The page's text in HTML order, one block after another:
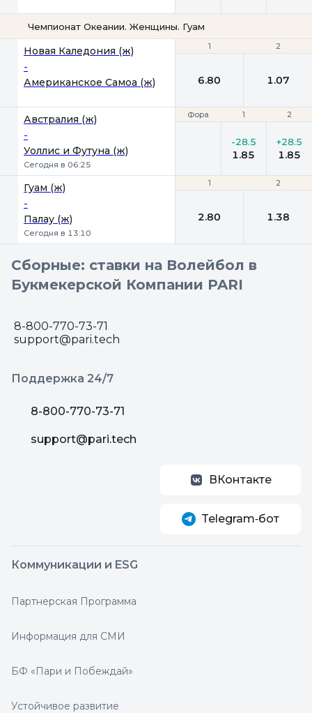
Чемпионат Океании. Женщины. Гуам
1 2
Новая Каледония (ж)
-
Американское Самоа (ж)
1 2
6.80 1.07
Фора 1 2
Австралия (ж)
-
Уоллис и Футуна (ж)
Сегодня в 06:25
Фора 1 2
-28.5
1.85
+28.5
1.85
1 2
Гуам (ж)
-
Палау (ж)
Сегодня в 13:10
1 2
2.80 1.38
Сборные: ставки на Волейбол в
Букмекерской Компании PARI
8-800-770-73-71
support@pari.tech
Поддержка 24/7
8-800-770-73-71
support@pari.tech
ВКонтакте
Telegram‑бот
Коммуникации и ESG
Партнерская Программа
Информация для СМИ
БФ «Пари и Побеждай»
Устойчивое развитие